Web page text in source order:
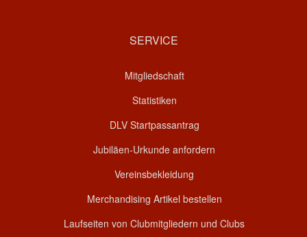
SERVICE
Mitgliedschaft
Statistiken
DLV Startpassantrag
Jubiläen-Urkunde anfordern
Vereinsbekleidung
Merchandising Artikel bestellen
Laufseiten von Clubmitgliedern und Clubs